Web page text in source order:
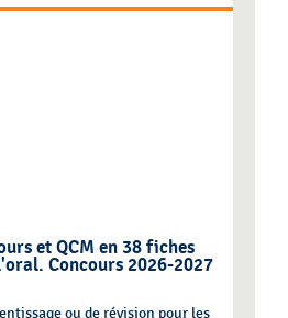
et QCM en 38 fiches
Concours 2026-2027
ou de révision pour les